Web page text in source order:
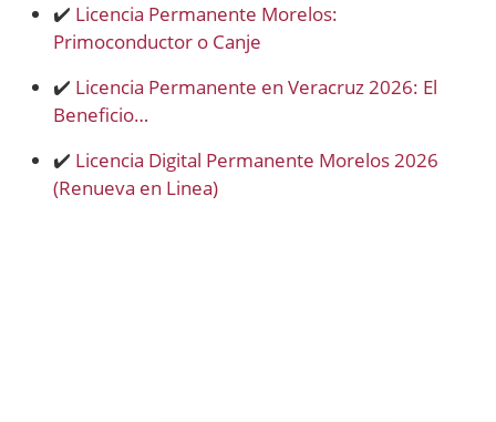
✔️ Licencia Permanente Morelos:
Primoconductor o Canje
✔️ Licencia Permanente en Veracruz 2026: El
Beneficio…
✔️ Licencia Digital Permanente Morelos 2026
(Renueva en Linea)